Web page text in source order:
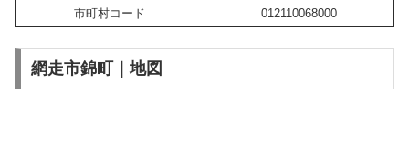
市町村コード
012110068000
網走市錦町｜地図